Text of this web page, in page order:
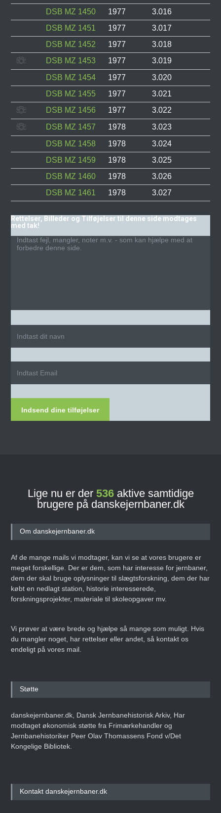
DSB MZ 1450
1977 3.016
DSB MZ 1451
1977 3.017
DSB MZ 1452
1977 3.018
DSB MZ 1453
1977 3.019
DSB MZ 1454
1977 3.020
DSB MZ 1455
1977 3.021
DSB MZ 1456
1977 3.022
DSB MZ 1457
1978 3.023
DSB MZ 1458
1978 3.024
DSB MZ 1459
1978 3.025
DSB MZ 1460
1978 3.026
DSB MZ 1461
1978 3.027
Rettelser, Billeder og Tilføjelser til denne side modtages
med tak!
Indsend dine tilføjelser
Lige nu er der 536aktive samtidige
brugere på danskejernbaner.dk
Om danskejernbaner.dk
Af de mange mails vi modtager, kan vi se at vores brugere er
meget forskellige. Der er dem, som har interesse for jernbaner,
dem der skal bruge oplysninger til slægtsforskning, dem der har
købt en nedlagt station, historie interesserede,
forskningsprojekter, materiale til skoleopgaver mv.
Vi prøver at være brede og hjælpe så mange som muligt. Hvis
du mangler noget, har rettelser eller andet, så kontakt os
endeligt på vores mail.
Støtte
danskejernbaner.dk, Dansk Jernbanehistorisk Arkiv, Har
modtaget økonomisk støtte fra Frimærkehandler og
Jernbanehistoriker Peer Olav Thomassens Fond v/Det
Kongelige Bibliotek.
Kontakt danskejernbaner.dk